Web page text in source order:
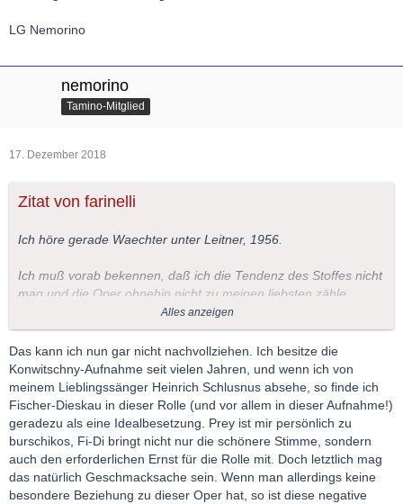
LG Nemorino
nemorino
Tamino-Mitglied
17. Dezember 2018
Zitat von farinelli
Ich höre gerade Waechter unter Leitner, 1956.
Ich muß vorab bekennen, daß ich die Tendenz des Stoffes nicht
mag und die Oper ohnehin nicht zu meinen liebsten zähle.
Leider fehlt mir zum Hörvergleich Dieskaus Version, da ich bloß
den LP-Querschnitt vom Konwitschny-Tannhäuser besitze.
Was mir in dieser Konwitschny-Aufnahme sehr mißfällt, ist die
Art, wie Dieskau als Wolfram sich in Passagen wie:
"Entsetzlicher! Entweihe nicht mein Ohr!"
gebärdet - er singt den vordergründigen, bigotten Affekt so
vollmundig, daß ich das schwer ertragen kann.
Alles anzeigen
Das kann ich nun gar nicht nachvollziehen. Ich besitze die
Konwitschny-Aufnahme seit vielen Jahren, und wenn ich von
meinem Lieblingssänger Heinrich Schlusnus absehe, so finde ich
Fischer-Dieskau in dieser Rolle (und vor allem in dieser Aufnahme!)
geradezu als eine Idealbesetzung. Prey ist mir persönlich zu
burschikos, Fi-Di bringt nicht nur die schönere Stimme, sondern
auch den erforderlichen Ernst für die Rolle mit. Doch letztlich mag
das natürlich Geschmacksache sein. Wenn man allerdings keine
besondere Beziehung zu dieser Oper hat, so ist diese negative